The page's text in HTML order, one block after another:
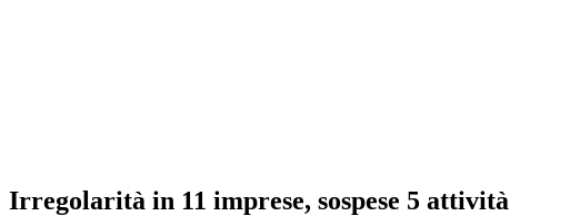
Irregolarità in 11 imprese, sospese 5 attività